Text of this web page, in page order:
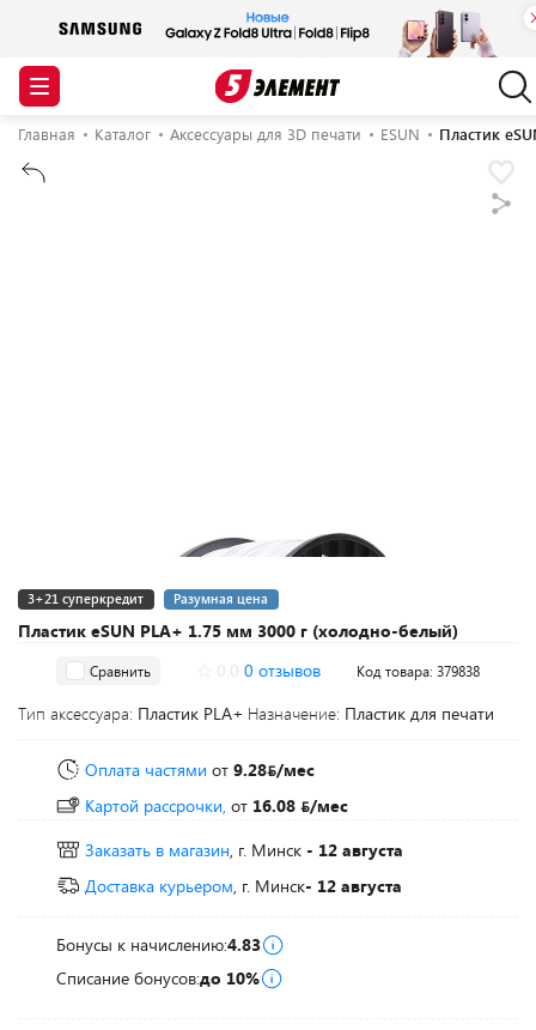
Главная Каталог Аксессуары для 3D печати ESUN Пластик
Пластик eSUN PLA+ 1.75 мм 3000 г (холодно-белый)
3+21 суперкредит Разумная цена
Сравнить 0 отзывов Код товара: 379838
Тип аксессуара: Пластик PLA+ Назначение: Пластик для печати
Оплата частями от 9.28 /мес
Картой рассрочки, от 16.08
/мес
Заказать в магазин, г. Минск - 12 августа
Доставка курьером, г. Минск- 12 августа
Бонусы к начислению:4.83
Списание бонусов:до 10%